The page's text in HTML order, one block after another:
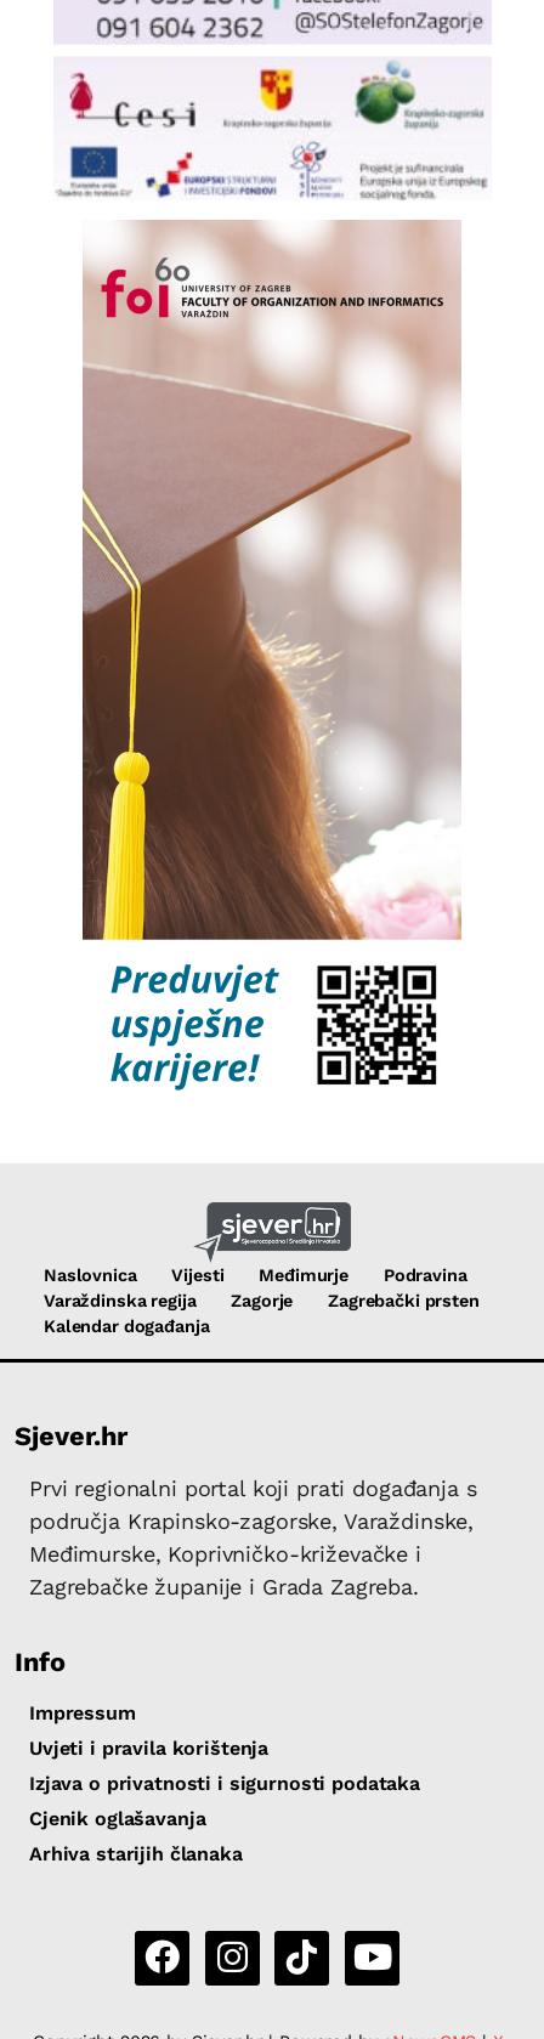
Naslovnica Vijesti Međimurje
Podravina
Varaždinska regija
Zagorje
Zagrebački prsten
Kalendar događanja
Sjever.hr
Prvi regionalni portal koji prati događanja s
područja Krapinsko-zagorske, Varaždinske,
Međimurske, Koprivničko-križevačke i
Zagrebačke županije i Grada Zagreba.
Info
Impressum
Uvjeti i pravila korištenja
Izjava o privatnosti i sigurnosti podataka
Cjenik oglašavanja
Arhiva starijih članaka